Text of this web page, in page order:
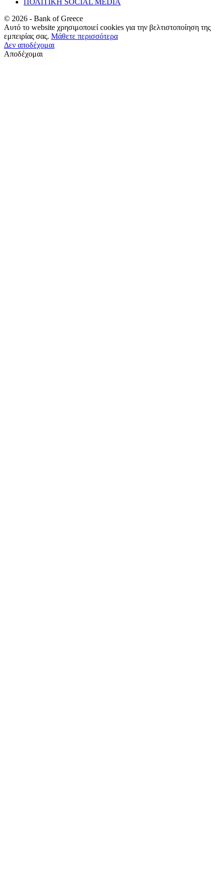
© 2026 - Bank of Greece
Αυτό το website χρησιμοποιεί cookies για την βελτιστοποίηση της
εμπειρίας σας. Μάθετε περισσότερα
Δεν αποδέχομαι
Αποδέχομαι